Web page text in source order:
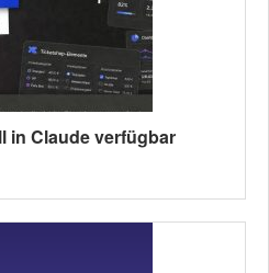
in Claude verfügbar